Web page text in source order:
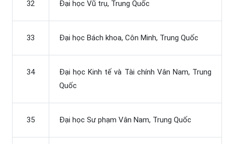
32 Đại học Vũ trụ, Trung Quốc
33 Đại học Bách khoa, Côn Minh, Trung Quốc
34
Đại học Kinh tế và Tài chính Vân Nam, Trung
Quốc
35 Đại học Sư phạm Vân Nam, Trung Quốc